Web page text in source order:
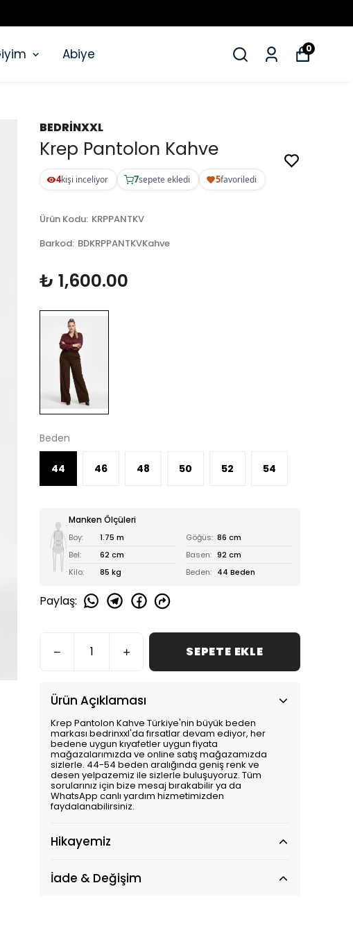
Abiye 0
BEDRİNXXL
Krep Pantolon Kahve
4kişi inceliyor 7sepete ekledi 5favoriledi
Ürün Kodu: KRPPANTKV
Barkod: BDKRPPANTKVKahve
₺ 1,600.00
Beden
44 46 48 50 52 54
Manken Ölçüleri
Boy: 1.75 m Göğüs: 86 cm
Bel:
62 cm Basen: 92 cm
Kilo:
85 kg Beden: 44 Beden
Paylaş:
SEPETE EKLE
Ürün Açıklaması
Krep Pantolon Kahve Türkiye'nin büyük beden
markası bedrinxxl'da fırsatlar devam ediyor, her
bedene uygun kıyafetler uygun fiyata
mağazalarımızda ve online satış mağazamızda
sizlerle. 44-54 beden aralığında geniş renk ve
desen yelpazemiz ile sizlerle buluşuyoruz. Tüm
sorularınız için bize mesaj bırakabilir ya da
WhatsApp canlı yardım hizmetimizden
faydalanabilirsiniz.
Hikayemiz
İade & Değişim